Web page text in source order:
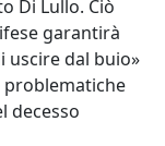
Di Lullo. Ciò
garantirà
uscire dal buio»
problematiche
decesso